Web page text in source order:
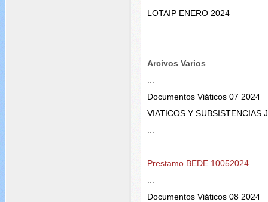
LOTAIP ENERO 2024
Arcivos Varios
Documentos Viáticos 07 2024
VIATICOS Y SUBSISTENCIAS
Prestamo BEDE 10052024
Documentos Viáticos 08 2024